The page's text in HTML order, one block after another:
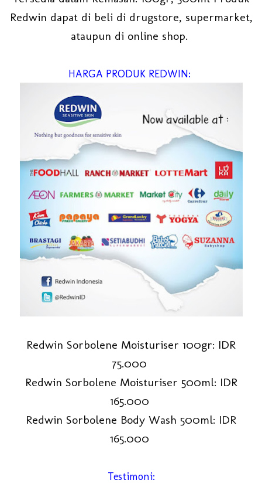
Redwin dapat di beli di drugstore, supermarket,
ataupun di online shop.
HARGA PRODUK REDWIN:
Redwin Sorbolene Moisturiser 100gr: IDR
75.000
Redwin Sorbolene Moisturiser 500ml: IDR
165.000
Redwin Sorbolene Body Wash 500ml: IDR
165.000
Testimoni: